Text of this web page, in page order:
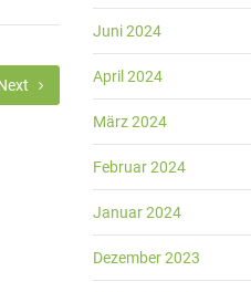
Juni 2024
April 2024
März 2024
Februar 2024
Januar 2024
Dezember 2023